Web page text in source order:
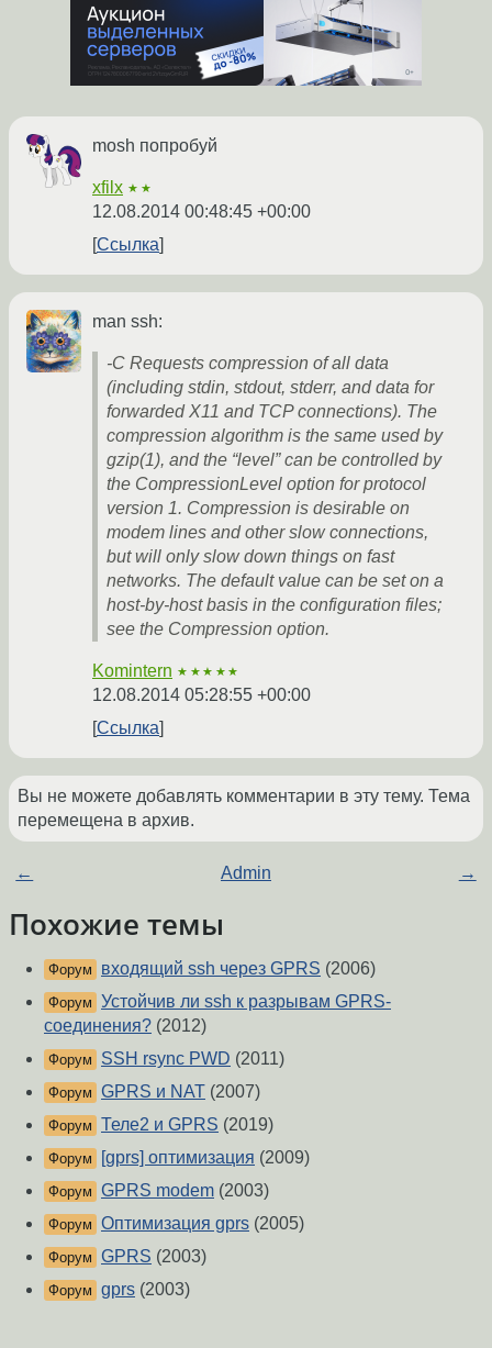
mosh попробуй
xfilx ★★
12.08.2014 00:48:45 +00:00
Ссылка
man ssh:
-C Requests compression of all data
(including stdin, stdout, stderr, and data for
forwarded X11 and TCP connections). The
compression algorithm is the same used by
gzip(1), and the “level” can be controlled by
the CompressionLevel option for protocol
version 1. Compression is desirable on
modem lines and other slow connections,
but will only slow down things on fast
networks. The default value can be set on a
host-by-host basis in the configuration files;
see the Compression option.
Komintern ★★★★★
12.08.2014 05:28:55 +00:00
Ссылка
Вы не можете добавлять комментарии в эту тему. Тема
перемещена в архив.
← Admin →
Похожие темы
Форум входящий ssh через GPRS (2006)
Форум Устойчив ли ssh к разрывам GPRS-
соединения? (2012)
Форум SSH rsync PWD (2011)
Форум GPRS и NAT (2007)
Форум Теле2 и GPRS (2019)
Форум [gprs] оптимизация (2009)
Форум GPRS modem (2003)
Форум Оптимизация gprs (2005)
Форум GPRS (2003)
Форум gprs (2003)